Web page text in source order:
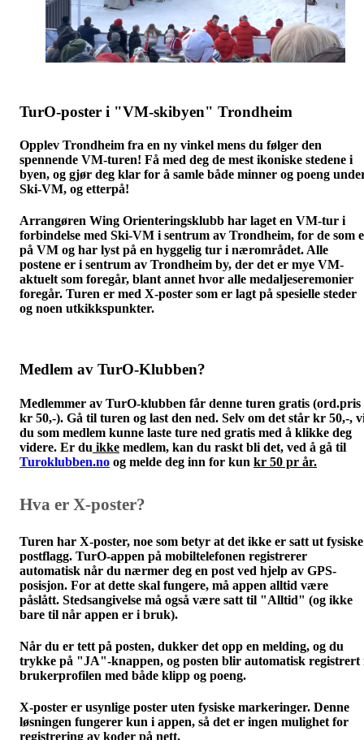
TurO-poster i "VM-skibyen" Trondheim
Opplev Trondheim fra en ny vinkel mens du følger den
spennende VM-turen! Få med deg de mest ikoniske stedene i
byen, og gjør deg klar for å samle både minner og poeng
Ski-VM, og etterpå!
Arrangøren Wing Orienteringsklubb har laget en VM-tur i
forbindelse med Ski-VM i sentrum av Trondheim, for de som
på VM og har lyst på en hyggelig tur i nærområdet. Alle
postene er i sentrum av Trondheim by, der det er mye VM-
aktuelt som foregår, blant annet hvor alle medaljeseremonier
foregår. Turen er med X-poster som er lagt på spesielle steder
og noen utkikkspunkter.
Medlem av TurO-Klubben?
Medlemmer av TurO-klubben får denne turen gratis (ord.pris
kr 50,-). Gå til turen og last den ned. Selv om det står kr 50,-,
du som medlem kunne laste ture ned gratis med å klikke deg
videre. Er du ikke medlem, kan du raskt bli det, ved å gå til
Turoklubben.no og melde deg inn for kun kr 50 pr år.
Hva er X-poster?
Turen har X-poster, noe som betyr at det ikke er satt ut fysiske
postflagg. TurO-appen på mobiltelefonen registrerer
automatisk når du nærmer deg en post ved hjelp av GPS-
posisjon. For at dette skal fungere, må appen alltid være
påslått. Stedsangivelse må også være satt til "Alltid" (og ikke
bare til når appen er i bruk).
Når du er tett på posten, dukker det opp en melding, og du
trykke på "JA"-knappen, og posten blir automatisk registrert
brukerprofilen med både klipp og poeng.
X-poster er usynlige poster uten fysiske markeringer. Denne
løsningen fungerer kun i appen, så det er ingen mulighet for
registrering av koder på nett.